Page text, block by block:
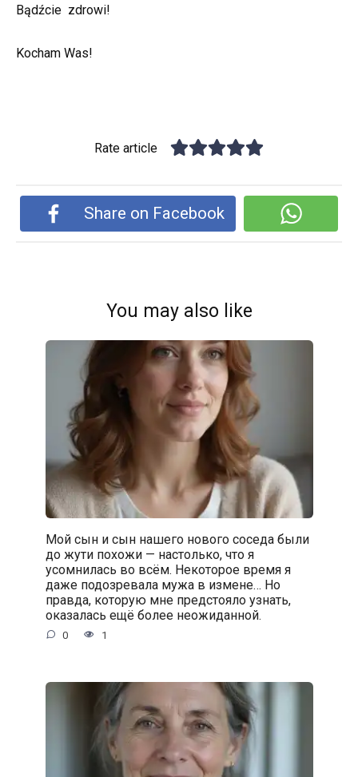
Bądźcie zdrowi!
Kocham Was!
Rate article
Share on Facebook
You may also like
Мой сын и сын нашего нового соседа были
до жути похожи — настолько, что я
усомнилась во всём. Некоторое время я
даже подозревала мужа в измене… Но
правда, которую мне предстояло узнать,
оказалась ещё более неожиданной.
0 1